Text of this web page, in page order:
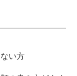
い方